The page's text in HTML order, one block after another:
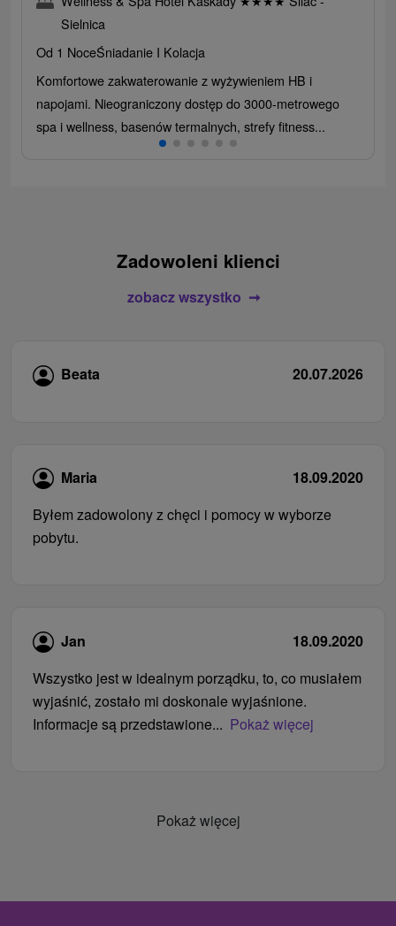
Sielnica
Od 1 NoceŚniadanie I Kolacja
Komfortowe zakwaterowanie z wyżywieniem HB i
napojami. Nieograniczony dostęp do 3000-metrowego
spa i wellness, basenów termalnych, strefy fitness...
Zadowoleni klienci
zobacz wszystko
Beata 20.07.2026
Maria
18.09.2020
Byłem zadowolony z chęci i pomocy w wyborze
pobytu.
Jan
18.09.2020
Wszystko jest w idealnym porządku, to, co musiałem
wyjaśnić, zostało mi doskonale wyjaśnione.
Informacje są przedstawione... Pokaż więcej
Pokaż więcej